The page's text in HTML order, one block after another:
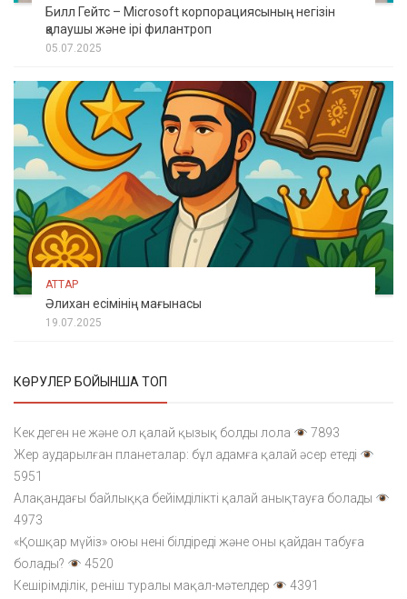
Билл Гейтс – Microsoft корпорациясының негізін
қалаушы және ірі филантроп
05.07.2025
АТТАР
Әлихан есімінің мағынасы
19.07.2025
КӨРУЛЕР БОЙЫНША ТОП
Кек деген не және ол қалай қызық болды лола
7893
Жер аударылған планеталар: бұл адамға қалай әсер етеді
5951
Алақандағы байлыққа бейімділікті қалай анықтауға болады
4973
«Қошқар мүйіз» оюы нені білдіреді және оны қайдан табуға
болады?
4520
Кешірімділік, реніш туралы мақал-мәтелдер
4391